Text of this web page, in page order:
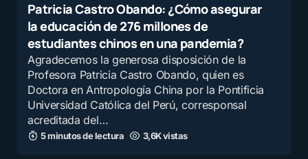
Nombre*
Patricia Castro Obando: ¿Cómo asegurar
la educación de 276 millones de
estudiantes chinos en una pandemia?
Agradecemos la generosa disposición de la
Profesora Patricia Castro Obando, quien es
Doctora en Antropología China por la Pontificia
Universidad Católica del Perú, corresponsal
acreditada del…
5 minutos de lectura 3,6K vistas